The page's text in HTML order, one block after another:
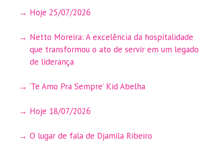
Hoje 25/07/2026
Netto Moreira: A excelência da hospitalidade
que transformou o ato de servir em um legado
de liderança
‘Te Amo Pra Sempre’ Kid Abelha
Hoje 18/07/2026
O lugar de fala de Djamila Ribeiro